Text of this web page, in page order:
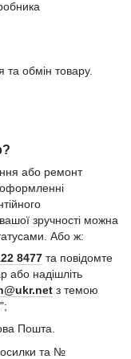
та обмін товару.
або ремонт
оформленні
зручності можна
Або ж:
8477 та повідомте
або надішліть
з темою
Пошта.
та №